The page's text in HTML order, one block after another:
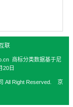
联
商标分类数据基于尼
20日
All Right Reserved. 京